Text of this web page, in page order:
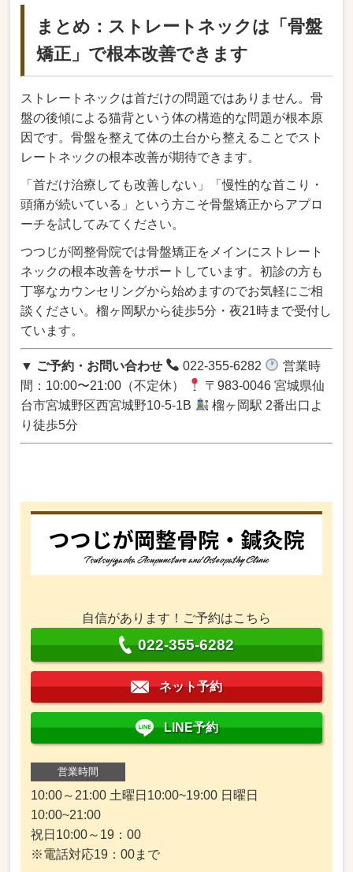
まとめ：ストレートネックは「骨盤
矯正」で根本改善できます
ストレートネックは首だけの問題ではありません。骨
盤の後傾による猫背という体の構造的な問題が根本原
因です。骨盤を整えて体の土台から整えることでスト
レートネックの根本改善が期待できます。
「首だけ治療しても改善しない」「慢性的な首こり・
頭痛が続いている」という方こそ骨盤矯正からアプロ
ーチを試してみてください。
つつじが岡整骨院では骨盤矯正をメインにストレート
ネックの根本改善をサポートしています。初診の方も
丁寧なカウンセリングから始めますのでお気軽にご相
談ください。榴ヶ岡駅から徒歩5分・夜21時まで受付し
ています。
▼ ご予約・お問い合わせ 022-355-6282
営業時
間：10:00〜21:00（不定休）
〒983-0046 宮城県仙
台市宮城野区西宮城野10-5-1B
榴ヶ岡駅 2番出口よ
り徒歩5分
自信があります！ご予約はこちら
022-355-6282
ネット予約
LINE予約
営業時間
10:00～21:00 土曜日10:00~19:00 日曜日
10:00~21:00
祝日10:00～19：00
※電話対応19：00まで